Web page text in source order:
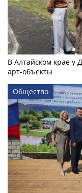
В Алтайском крае
арт-объекты
Общество